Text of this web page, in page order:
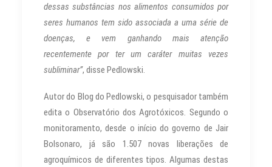
dessas substâncias nos alimentos consumidos por
seres humanos tem sido associada a uma série de
doenças, e vem ganhando mais atenção
recentemente por ter um caráter muitas vezes
subliminar”, disse Pedlowski.
Autor do Blog do Pedlowski, o pesquisador também
edita o Observatório dos Agrotóxicos. Segundo o
monitoramento, desde o início do governo de Jair
Bolsonaro, já são 1.507 novas liberações de
agroquímicos de diferentes tipos. Algumas destas